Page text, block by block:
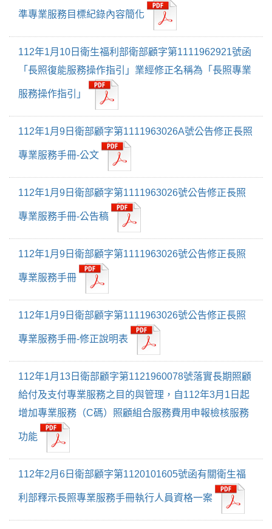
準專業服務目標紀錄內容簡化
112年1月10日衛生福利部衛部顧字第1111962921號函
「長照復能服務操作指引」業經修正名稱為「長照專業
服務操作指引」
112年1月9日衛部顧字第1111963026A號公告修正長照
專業服務手冊-公文
112年1月9日衛部顧字第1111963026號公告修正長照
專業服務手冊-公告稿
112年1月9日衛部顧字第1111963026號公告修正長照
專業服務手冊
112年1月9日衛部顧字第1111963026號公告修正長照
專業服務手冊-修正說明表
112年1月13日衛部顧字第1121960078號落實長期照顧
給付及支付專業服務之目的與管理，自112年3月1日起
增加專業服務（C碼）照顧組合服務費用申報檢核服務
功能
112年2月6日衛部顧字第1120101605號函有關衛生福
利部釋示長照專業服務手冊執行人員資格一案